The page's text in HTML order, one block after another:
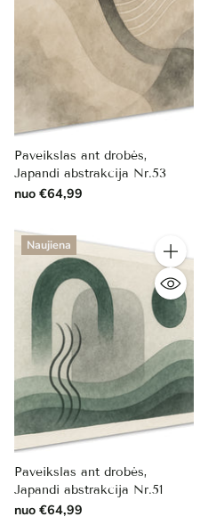
Paveikslas ant drobės,
Japandi abstrakcija Nr.53
nuo €64,99
Naujiena
Kiekis
Paveikslas ant drobės,
Japandi abstrakcija Nr.51
nuo €64,99